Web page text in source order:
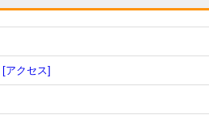
[アクセス]